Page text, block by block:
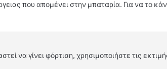
που απομένει στην μπαταρία. Για να το
να γίνει φόρτιση, χρησιμοποιήστε τις